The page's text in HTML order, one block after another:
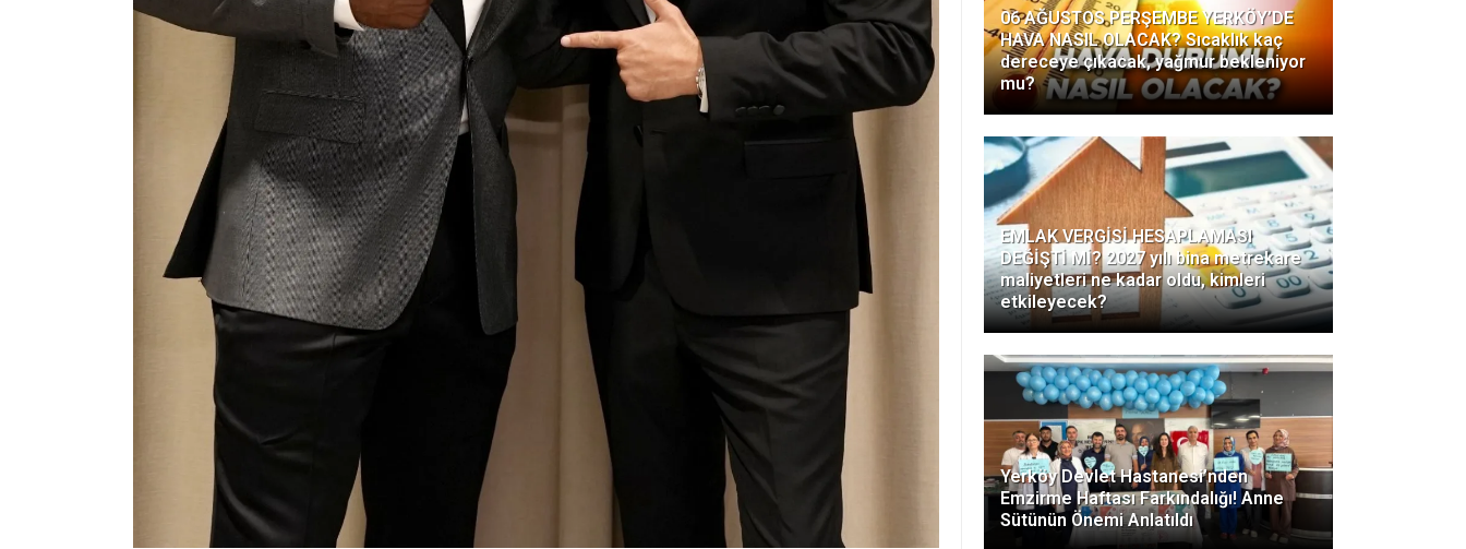
06 AĞUSTOS PERŞEMBE YERKÖY’DE
HAVA NASIL OLACAK? Sıcaklık kaç
dereceye çıkacak, yağmur bekleniyor
mu?
EMLAK VERGİSİ HESAPLAMASI
DEĞİŞTİ Mİ? 2027 yılı bina metrekare
maliyetleri ne kadar oldu, kimleri
etkileyecek?
Yerköy Devlet Hastanesi’nden
Emzirme Haftası Farkındalığı! Anne
Sütünün Önemi Anlatıldı